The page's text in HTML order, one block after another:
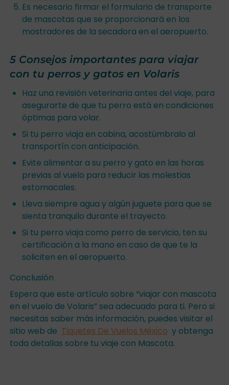
Es necesario firmar el formulario de transporte
de mascotas que se proporcionará en los
mostradores de la secadora en el aeropuerto.
5 Consejos importantes para viajar
con tu perros y gatos en Volaris
Haz una revisión veterinaria antes del viaje, para
asegurarte de que tu perro está en condiciones
óptimas para volar.
Si tu perro viaja en cabina, acostúmbralo al
transportín con anticipación.
Evite alimentar a su perro y gato en las horas
previas al vuelo para reducir las molestias
estomacales.
Lleva siempre agua y algún juguete para que se
sienta tranquilo durante el trayecto.
Si tu perro viaja como perro de servicio, ten su
certificación a la mano en caso de que te la
soliciten en el aeropuerto.
Conclusión
Espera que este artículo sobre “viajar con mascota
en el vuelo de Volaris” sea adecuado para ti. Pero si
necesitas saber más información, puedes visitar el
sitio web de Tiquetes De Vuelos México y obtenga
toda detallas sobre tu viaje con Mascota.